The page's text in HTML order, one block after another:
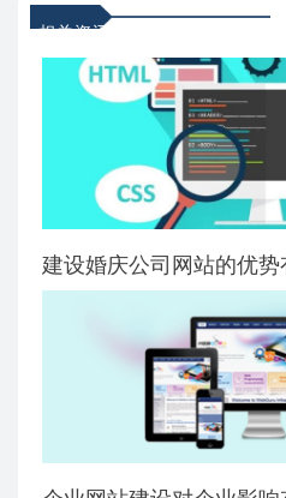
相关资讯
建设婚庆公司网站的优势